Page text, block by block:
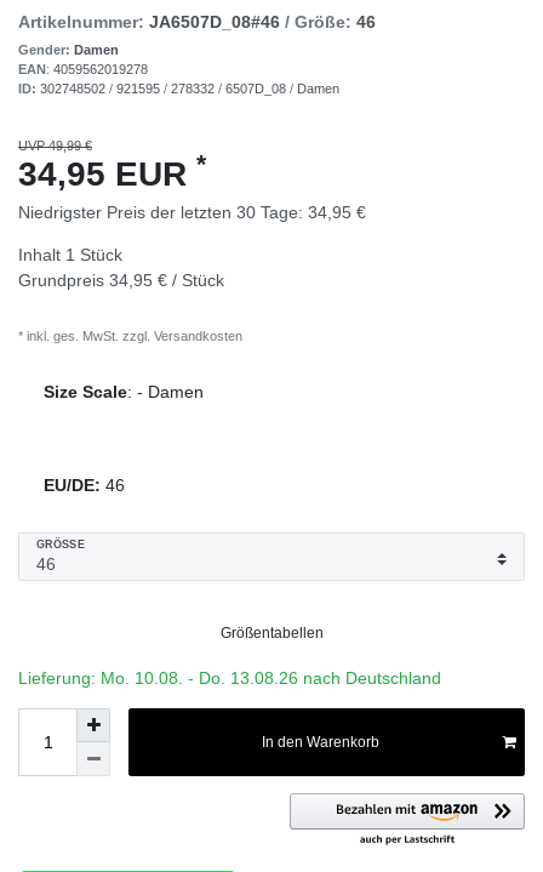
Artikelnummer: JA6507D_08#46 / Größe: 46
Gender: Damen
EAN: 4059562019278
ID: 302748502 / 921595 / 278332 / 6507D_08 / Damen
UVP 49,99 €
34,95 EUR *
Niedrigster Preis der letzten 30 Tage: 34,95 €
Inhalt 1 Stück
Grundpreis 34,95 € / Stück
* inkl. ges. MwSt. zzgl. Versandkosten
Size Scale: - Damen
EU/DE: 46
GRÖSSE
Größentabellen
Lieferung: Mo. 10.08. - Do. 13.08.26 nach Deutschland
In den Warenkorb